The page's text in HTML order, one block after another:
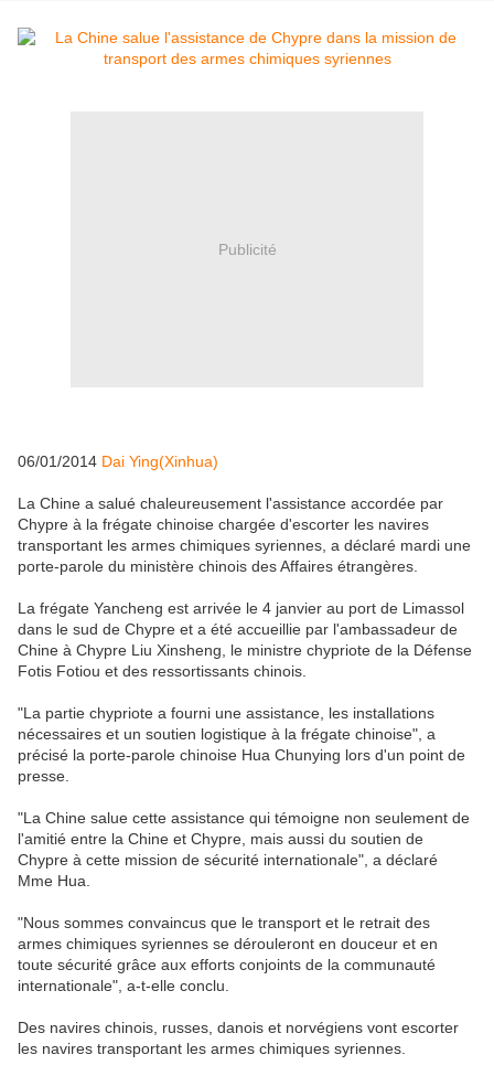
Publicité
06/01/2014 Dai Ying(Xinhua)
La Chine a salué chaleureusement l'assistance accordée par
Chypre à la frégate chinoise chargée d'escorter les navires
transportant les armes chimiques syriennes, a déclaré mardi une
porte-parole du ministère chinois des Affaires étrangères.
La frégate Yancheng est arrivée le 4 janvier au port de Limassol
dans le sud de Chypre et a été accueillie par l'ambassadeur de
Chine à Chypre Liu Xinsheng, le ministre chypriote de la Défense
Fotis Fotiou et des ressortissants chinois.
"La partie chypriote a fourni une assistance, les installations
nécessaires et un soutien logistique à la frégate chinoise", a
précisé la porte-parole chinoise Hua Chunying lors d'un point de
presse.
"La Chine salue cette assistance qui témoigne non seulement de
l'amitié entre la Chine et Chypre, mais aussi du soutien de
Chypre à cette mission de sécurité internationale", a déclaré
Mme Hua.
"Nous sommes convaincus que le transport et le retrait des
armes chimiques syriennes se dérouleront en douceur et en
toute sécurité grâce aux efforts conjoints de la communauté
internationale", a-t-elle conclu.
Des navires chinois, russes, danois et norvégiens vont escorter
les navires transportant les armes chimiques syriennes.